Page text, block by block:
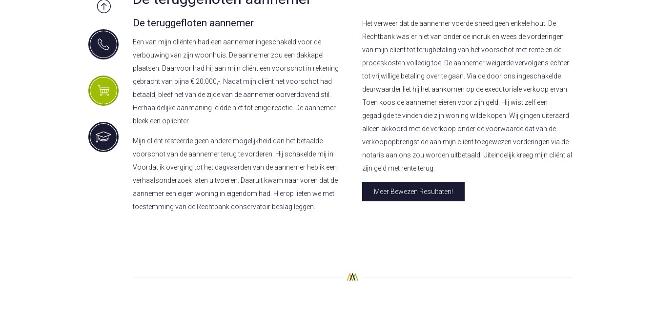
De teruggefloten aannemer
Een van mijn cliënten had een aannemer ingeschakeld voor de
verbouwing van zijn woonhuis. De aannemer zou een dakkapel
plaatsen. Daarvoor had hij aan mijn cliënt een voorschot in rekening
gebracht van bijna € 20.000,-. Nadat mijn cliënt het voorschot had
betaald, bleef het van de zijde van de aannemer oorverdovend stil.
Herhaaldelijke aanmaning leidde niet tot enige reactie. De aannemer
bleek een oplichter.
Mijn cliënt resteerde geen andere mogelijkheid dan het betaalde
voorschot van de aannemer terug te vorderen. Hij schakelde mij in.
Voordat ik overging tot het dagvaarden van de aannemer heb ik een
verhaalsonderzoek laten uitvoeren. Daaruit kwam naar voren dat de
aannemer een eigen woning in eigendom had. Hierop lieten we met
toestemming van de Rechtbank conservatoir beslag leggen.
Het verweer dat de aannemer voerde sneed geen enkele hout. De
Rechtbank was er niet van onder de indruk en wees de vorderingen
van mijn cliënt tot terugbetaling van het voorschot met rente en de
proceskosten volledig toe. De aannemer weigerde vervolgens echter
tot vrijwillige betaling over te gaan. Via de door ons ingeschakelde
deurwaarder liet hij het aankomen op de executoriale verkoop ervan.
Toen koos de aannemer eieren voor zijn geld. Hij wist zelf een
gegadigde te vinden die zijn woning wilde kopen. Wij gingen uiteraard
alleen akkoord met de verkoop onder de voorwaarde dat van de
verkoopopbrengst de aan mijn cliënt toegewezen vorderingen via de
notaris aan ons zou worden uitbetaald. Uiteindelijk kreeg mijn cliënt al
zijn geld met rente terug.
Meer Bewezen Resultaten!